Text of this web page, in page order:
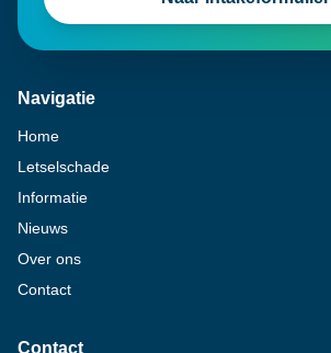
Navigatie
Home
Letselschade
Informatie
Nieuws
Over ons
Contact
Contact